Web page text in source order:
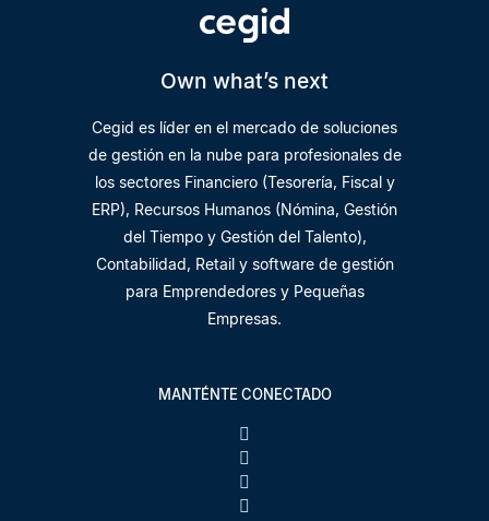
Own what’s next
Cegid es líder en el mercado de soluciones
de gestión en la nube para profesionales de
los sectores Financiero (Tesorería, Fiscal y
ERP), Recursos Humanos (Nómina, Gestión
del Tiempo y Gestión del Talento),
Contabilidad, Retail y software de gestión
para Emprendedores y Pequeñas
Empresas.
MANTÉNTE CONECTADO